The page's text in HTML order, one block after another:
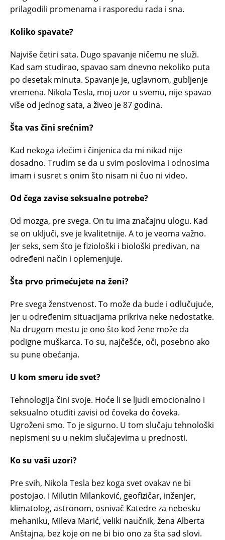
prilagodili promenama i rasporedu rada i sna.
Koliko spavate?
Najviše četiri sata. Dugo spavanje ničemu ne služi.
Kad sam studirao, spavao sam dnevno nekoliko puta
po desetak minuta. Spavanje je, uglavnom, gubljenje
vremena. Nikola Tesla, moj uzor u svemu, nije spavao
više od jednog sata, a živeo je 87 godina.
Šta vas čini srećnim?
Kad nekoga izlečim i činjenica da mi nikad nije
dosadno. Trudim se da u svim poslovima i odnosima
imam i susret s onim što nisam ni čuo ni video.
Od čega zavise seksualne potrebe?
Od mozga, pre svega. On tu ima značajnu ulogu. Kad
se on uključi, sve je kvalitetnije. A to je veoma važno.
Jer seks, sem što je fiziološki i biološki predivan, na
određeni način i oplemenjuje.
Šta prvo primećujete na ženi?
Pre svega ženstvenost. To može da bude i odlučujuće,
jer u određenim situacijama prikriva neke nedostatke.
Na drugom mestu je ono što kod žene može da
podigne muškarca. To su, najčešće, oči, posebno ako
su pune obećanja.
U kom smeru ide svet?
Tehnologija čini svoje. Hoće li se ljudi emocionalno i
seksualno otuđiti zavisi od čoveka do čoveka.
Ugroženi smo. To je sigurno. U tom slučaju tehnološki
nepismeni su u nekim slučajevima u prednosti.
Ko su vaši uzori?
Pre svih, Nikola Tesla bez koga svet ovakav ne bi
postojao. I Milutin Milanković, geofizičar, inženjer,
klimatolog, astronom, osnivač Katedre za nebesku
mehaniku, Mileva Marić, veliki naučnik, žena Alberta
Anštajna, bez koje on ne bi bio ono za šta sad slovi.